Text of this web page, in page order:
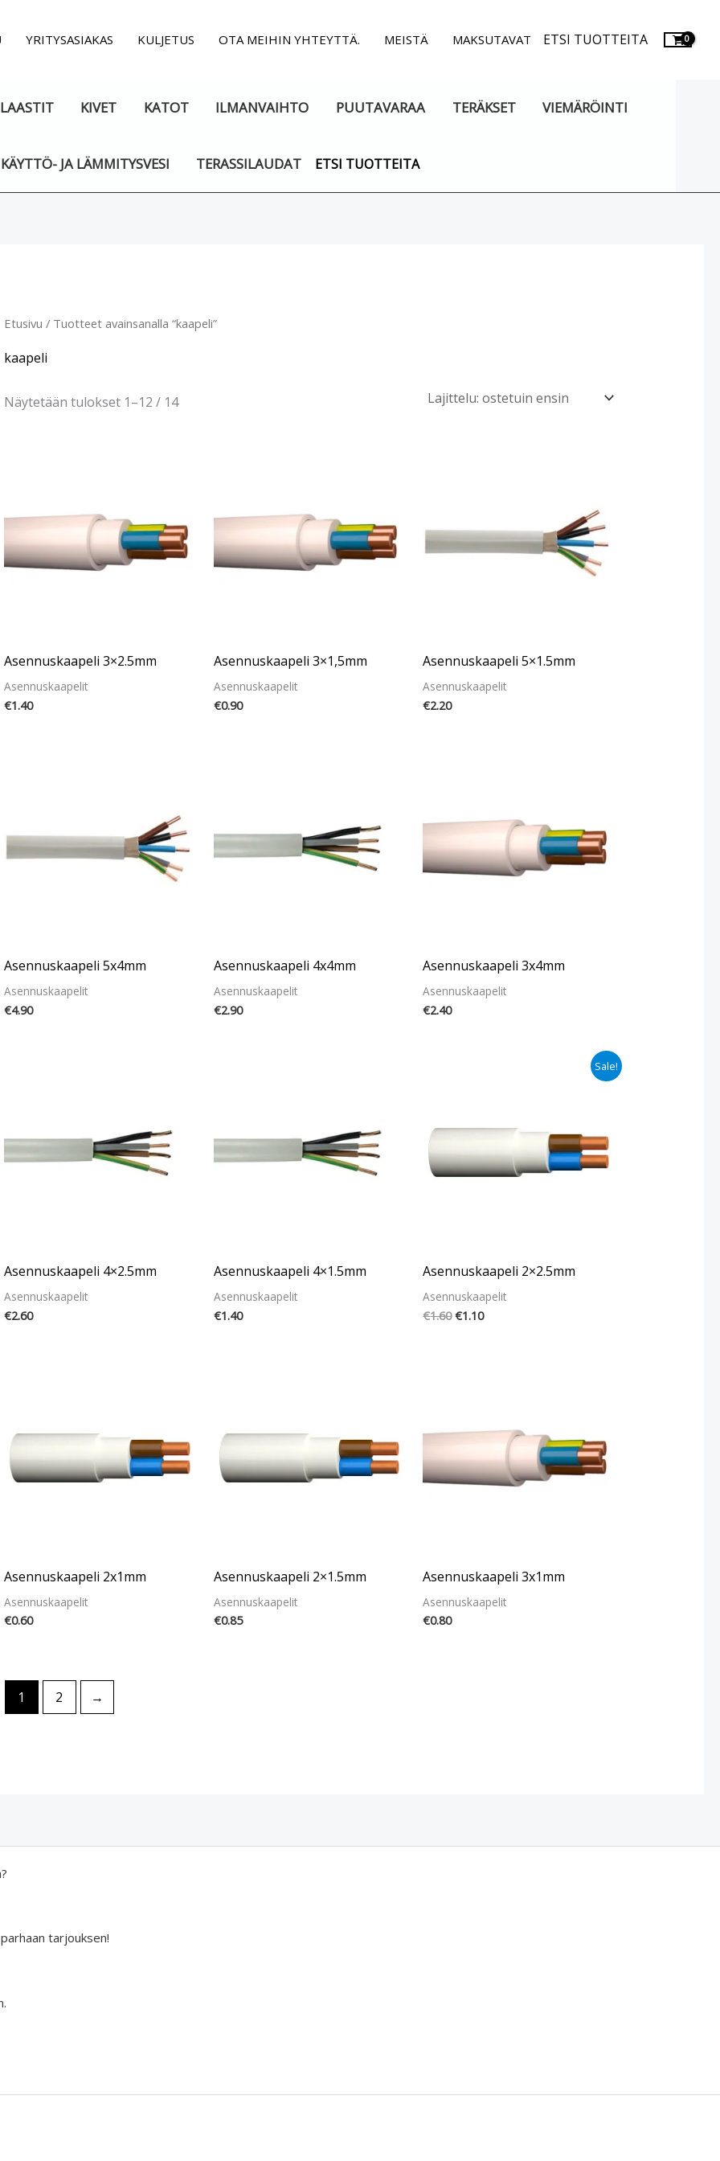
YRITYSASIAKAS KULJETUS OTA MEIHIN YHTEYTTÄ. MEISTÄ MAKSUTAVAT ETSI TUOTTEITA
LAASTIT KIVET KATOT ILMANVAIHTO PUUTAVARAA TERÄKSET VIEMÄRÖINTI
KÄYTTÖ- JA LÄMMITYSVESI TERASSILAUDAT ETSI TUOTTEITA
Etusivu / Tuotteet avainsanalla “kaapeli”
kaapeli
Näytetään tulokset 1–12 / 14
Asennuskaapeli 3×2.5mm
Asennuskaapelit
€1.40
Asennuskaapeli 3×1,5mm
Asennuskaapelit
€0.90
Asennuskaapeli 5×1.5mm
Asennuskaapelit
€2.20
Asennuskaapeli 5x4mm
Asennuskaapelit
€4.90
Asennuskaapeli 4x4mm
Asennuskaapelit
€2.90
Asennuskaapeli 3x4mm
Asennuskaapelit
€2.40
Asennuskaapeli 4×2.5mm
Asennuskaapelit
€2.60
Asennuskaapeli 4×1.5mm
Asennuskaapelit
€1.40
Sale!
Asennuskaapeli 2×2.5mm
Asennuskaapelit
€1.60 €1.10
Asennuskaapeli 2x1mm
Asennuskaapelit
€0.60
Asennuskaapeli 2×1.5mm
Asennuskaapelit
€0.85
Asennuskaapeli 3x1mm
Asennuskaapelit
€0.80
1 2 →
tarjouksen!